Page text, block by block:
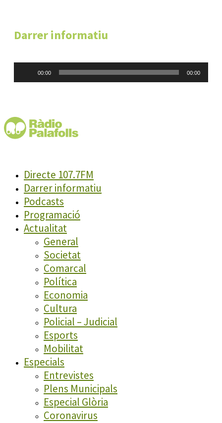
Darrer informatiu
00:00 00:00
Directe 107.7FM
Darrer informatiu
Podcasts
Programació
Actualitat
General
Societat
Comarcal
Política
Economia
Cultura
Policial – Judicial
Esports
Mobilitat
Especials
Entrevistes
Plens Municipals
Especial Glòria
Coronavirus